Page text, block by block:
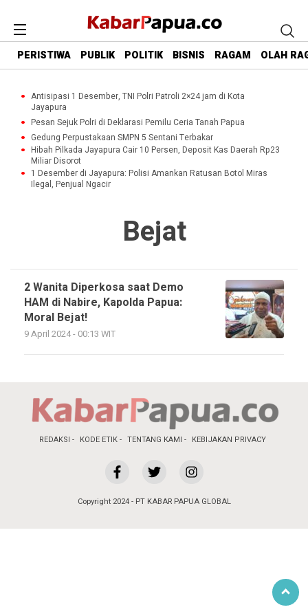
PERISTIWA PUBLIK POLITIK BISNIS RAGAM OLAH
Antisipasi 1 Desember, TNI Polri Patroli 2×24 jam di Kota
Jayapura
Pesan Sejuk Polri di Deklarasi Pemilu Ceria Tanah Papua
Gedung Perpustakaan SMPN 5 Sentani Terbakar
Hibah Pilkada Jayapura Cair 10 Persen, Deposit Kas Daerah Rp23
Miliar Disorot
1 Desember di Jayapura: Polisi Amankan Ratusan Botol Miras
Ilegal, Penjual Ngacir
Bejat
2 Wanita Diperkosa saat Demo
HAM di Nabire, Kapolda Papua:
Moral Bejat!
9 April 2024 - 00:13 WIT
REDAKSI KODE ETIK TENTANG KAMI KEBIJAKAN PRIVACY
Copyright 2024 - PT KABAR PAPUA GLOBAL